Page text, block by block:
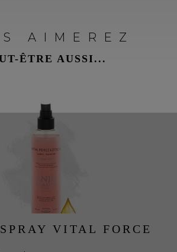
AIMEREZ
ÊTRE AUSSI...
VITAL FORCE